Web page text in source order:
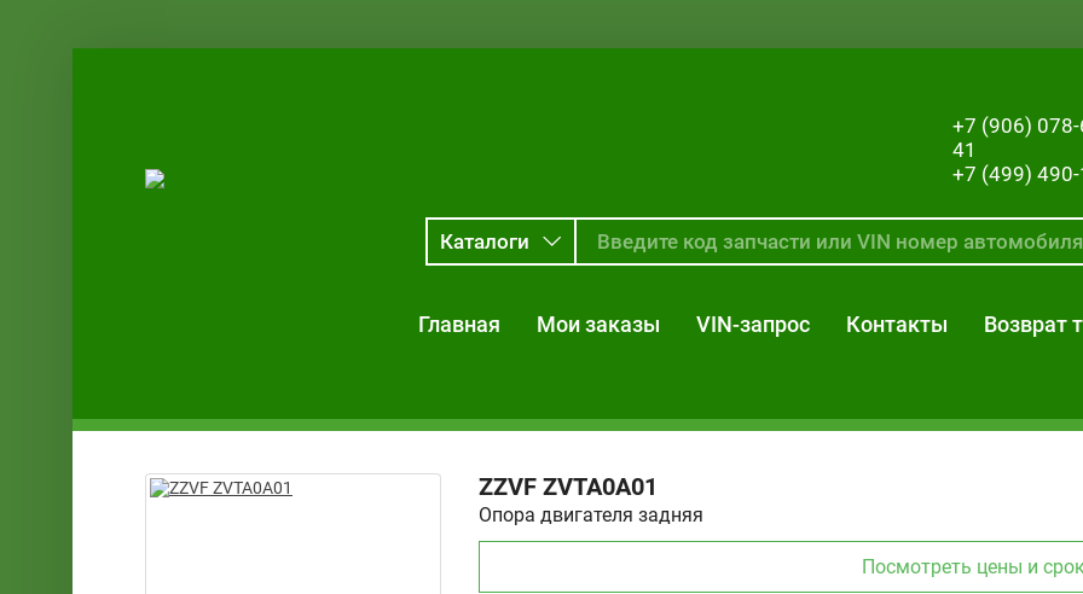
+7 (906)
41
+7 (499)
Каталоги
Главная Мои заказы VIN-запрос Контакты Возврат
ZZVF ZVTA0A01
Опора двигателя задняя
Посмотреть цены и